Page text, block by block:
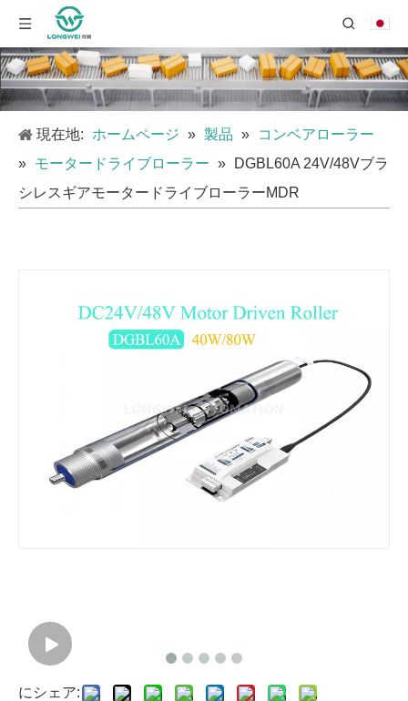
現在地: ホームページ » 製品 »
コンベアローラー
» モータードライブローラー »
DGBL60A 24V/48Vブラ
シレスギアモータードライブローラーMDR
にシェア: